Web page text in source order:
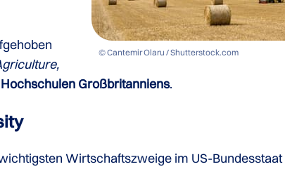
© Cantemir Olaru / Shutterstock.com
Großbritanniens.
Wirtschaftszweige im US-Bundesstaat